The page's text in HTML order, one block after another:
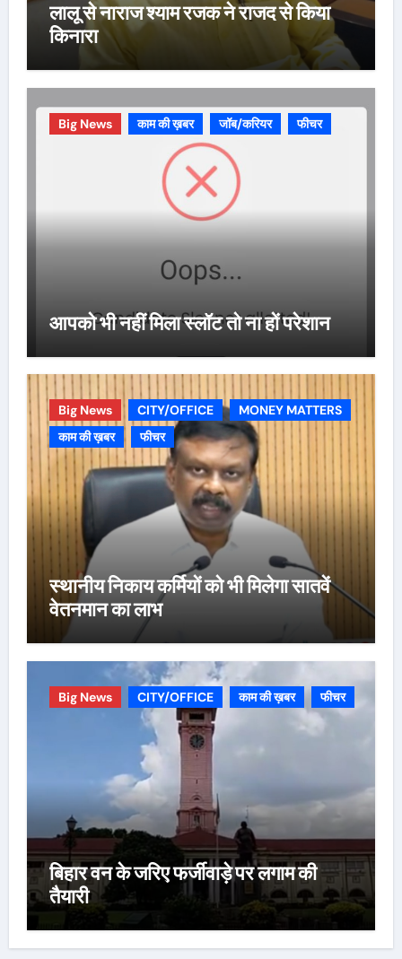
लालू से नाराज श्याम रजक ने राजद से किया
किनारा
Big News काम की ख़बर जॉब/करियर फीचर
आपको भी नहीं मिला स्लॉट तो ना हों परेशान
Big News CITY/OFFICE
MONEY MATTERS
काम की ख़बर
फीचर
स्थानीय निकाय कर्मियों को भी मिलेगा सातवें
वेतनमान का लाभ
Big News CITY/OFFICE काम की ख़बर फीचर
बिहार वन के जरिए फर्जीवाड़े पर लगाम की
तैयारी